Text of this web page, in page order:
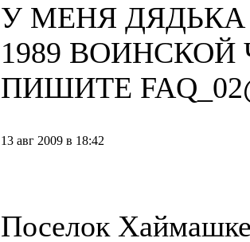
У МЕНЯ ДЯДЬКА
1989 ВОИНСКОЙ
ПИШИТЕ
13 авг 2009 в 18:42
Поселок